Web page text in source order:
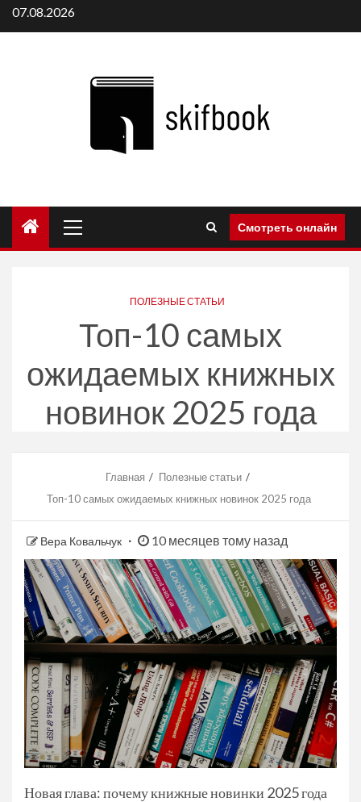
Перейти
к
07.08.2026
меню
Смотреть онлайн
ПОЛЕЗНЫЕ СТАТЬИ
Топ-10 самых
ожидаемых книжных
новинок 2025 года
Главная
Полезные статьи
Топ-10 самых ожидаемых книжных новинок 2025 года
Вера Ковальчук 10 месяцев тому назад
Новая глава: почему книжные новинки 2025 года